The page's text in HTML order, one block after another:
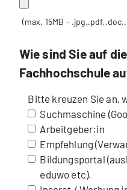
(max. 15MB -
Wie sind Sie auf
Fachhochschule
Bitte kreuzen Sie an,
Suchmaschine
Arbeitgeber:in
Empfehlung
Bildungsportal
eduwo etc).